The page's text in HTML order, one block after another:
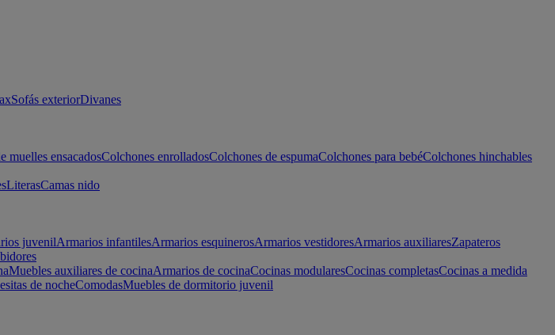
Sofás exteriorDivanes
muelles ensacadosColchones enrolladosColchones de espumaColchones para bebéColchones hinchables
LiterasCamas nido
juvenilArmarios infantilesArmarios esquinerosArmarios vestidoresArmarios auxiliaresZapateros
Muebles auxiliares de cocinaArmarios de cocinaCocinas modularesCocinas completasCocinas a medida
de nocheComodasMuebles de dormitorio juvenil